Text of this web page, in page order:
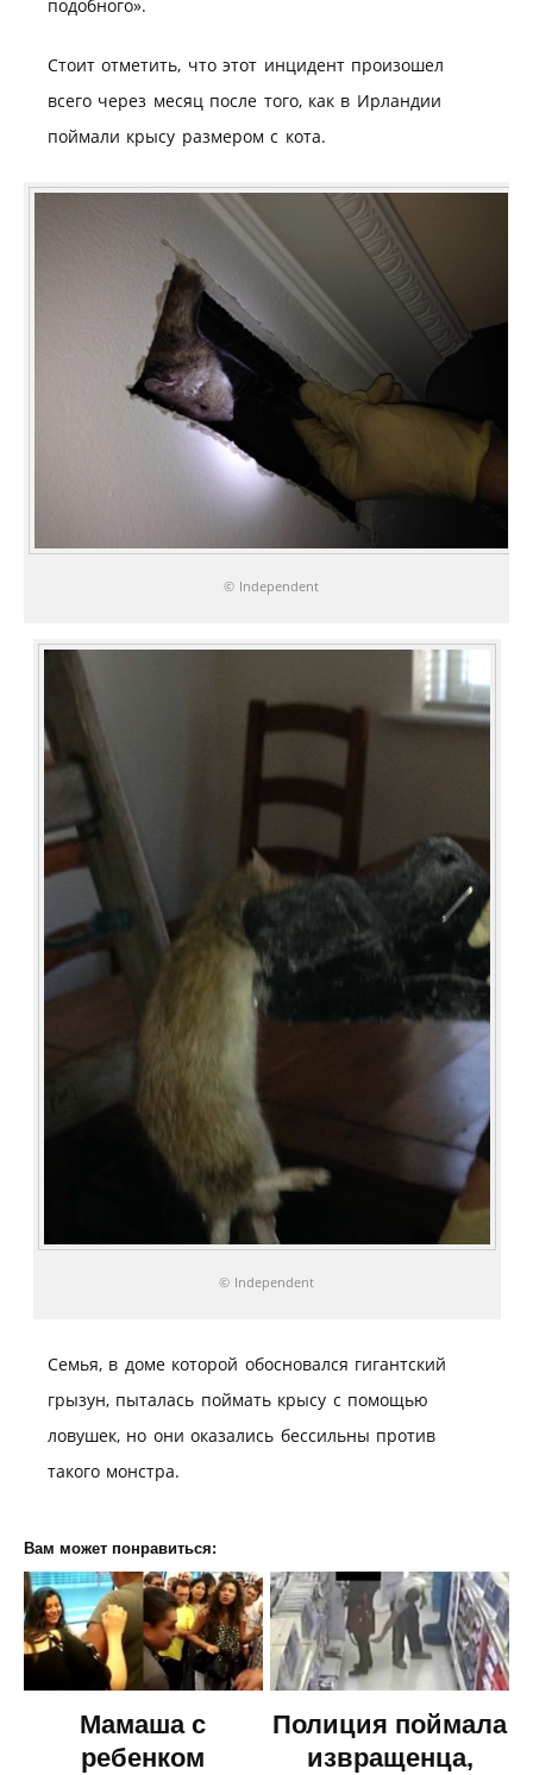
подобного».
Cтоит отметить, что этот инцидент произошел
всего через месяц после того, как в Ирландии
поймали крысу размером с кота.
© Independent
© Independent
Семья, в доме которой обосновался гигантский
грызун, пыталась поймать крысу с помощью
ловушек, но они оказались бессильны против
такого монстра.
Вам может понравиться:
Мамаша с
ребенком
Полиция поймала
извращенца,